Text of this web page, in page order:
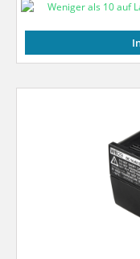
Weniger als 10 auf